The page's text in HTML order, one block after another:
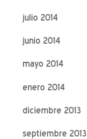
julio 2014
junio 2014
mayo 2014
enero 2014
diciembre 2013
septiembre 2013